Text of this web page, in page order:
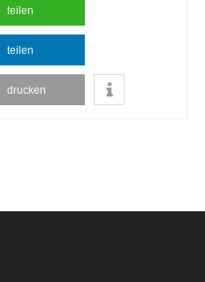
teilen
teilen
drucken